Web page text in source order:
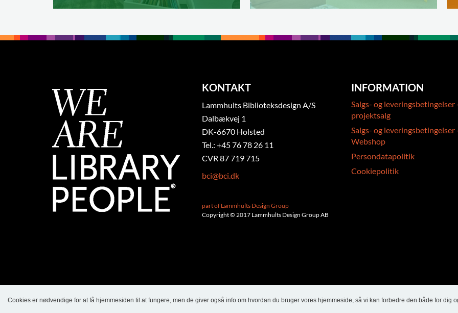
KONTAKT
Lammhults Biblioteksdesign A/S
Dalbækvej 1
DK-6670 Holsted
Tel.: +45 76 78 26 11
CVR 87 719 715
bci@bci.dk
part of Lammhults Design Group
Copyright © 2017 Lammhults Design Group AB
INFORMATION
Salgs- og leveringsbetingelser
projektsalg
Salgs- og leveringsbetingelser
Webshop
Persondatapolitik
Cookiepolitik
Cookies er nødvendige for at få hjemmesiden til at fungere, men de giver også info om hvordan du bruger vores hjemmeside, så vi kan forbedre den både for dig